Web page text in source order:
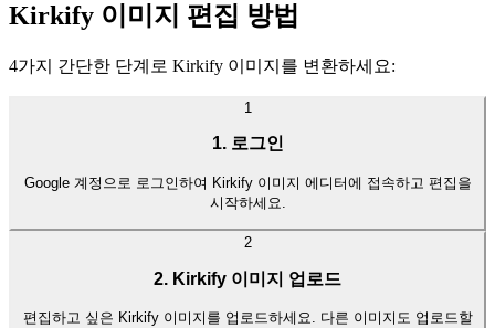
Kirkify 이미지 편집 방법
4가지 간단한 단계로 Kirkify 이미지를 변환하세요:
1
1. 로그인
Google 계정으로 로그인하여 Kirkify 이미지 에디터에 접속하고 편집을
시작하세요.
2
2. Kirkify 이미지 업로드
편집하고 싶은 Kirkify 이미지를 업로드하세요. 다른 이미지도 업로드할